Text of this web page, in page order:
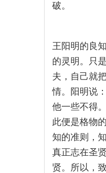
破。
王阳明的良
的灵明。只
夫，自己就
情。阳明说
他一些不得
此便是格物
知的准则，
真正志在圣
贤。所以，